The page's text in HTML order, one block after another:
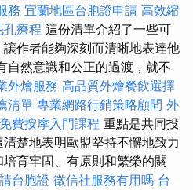
務 宜蘭地區台胞證申請 高效縮
孔療程 這份清單介紹了一些可
作者能夠深刻而清晰地表達他
自然意識和公正的過渡，就不
外燴服務 高品質外燴餐飲選擇
清單 專業網路行銷策略顧問 外
免費按摩入門課程 重點是共同投
楚地表明歐盟堅持不懈地致力
育牢固、有原則和繁榮的關
台胞證 徵信社服務有用嗎 台